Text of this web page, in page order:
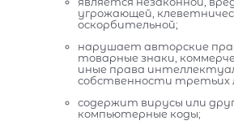
угрожающей,
оскорбительной;
нарушает авторские
товарные знаки,
иные права
собственности третьих
содержит вирусы или
компьютерные коды;